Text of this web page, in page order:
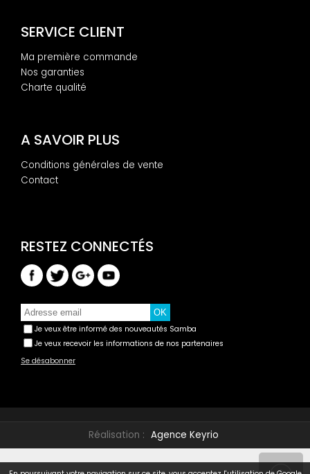
SERVICE CLIENT
Ma première commande
Nos garanties
Charte qualité
A SAVOIR PLUS
Conditions générales de vente
Contact
Je veux être informé des nouveautés Samba
Je veux recevoir les informations de nos partenaires
Se désabonner
Réalisation : Agence Keyrio